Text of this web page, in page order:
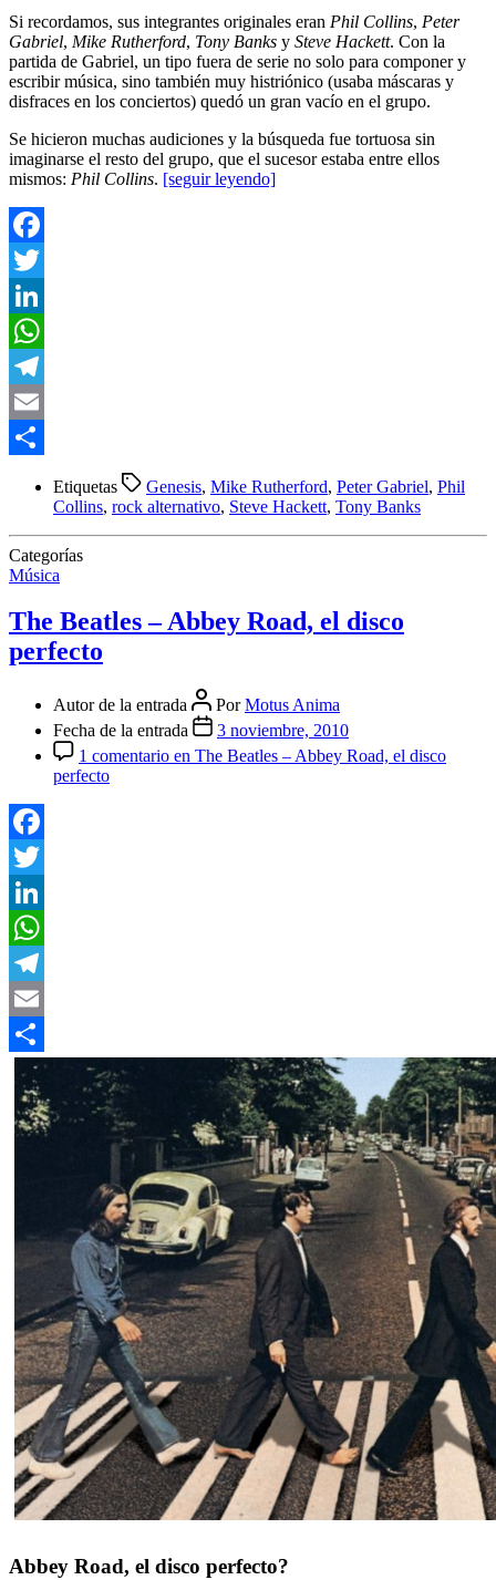
Si recordamos, sus integrantes originales eran Phil Collins, Peter
Gabriel, Mike Rutherford, Tony Banks y Steve Hackett. Con la
partida de Gabriel, un tipo fuera de serie no solo para componer y
escribir música, sino también muy histriónico (usaba máscaras y
disfraces en los conciertos) quedó un gran vacío en el grupo.
Se hicieron muchas audiciones y la búsqueda fue tortuosa sin
imaginarse el resto del grupo, que el sucesor estaba entre ellos
mismos: Phil Collins. [seguir leyendo]
Facebook
Twitter
LinkedIn
WhatsApp
Telegram
Email
Etiquetas Genesis, Mike Rutherford, Peter Gabriel, Phil
Collins, rock alternativo, Steve Hackett, Tony Banks
Categorías
Música
The Beatles – Abbey Road, el disco
perfecto
Autor de la entrada PorMotus Anima
Fecha de la entrada
3 noviembre, 2010
1 comentario en The Beatles – Abbey Road, el disco
perfecto
Facebook
Twitter
LinkedIn
WhatsApp
Telegram
Email
Compartir
Abbey Road, el disco perfecto?